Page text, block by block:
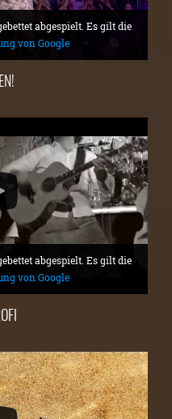
abgespielt. Es gilt die
von Google
abgespielt. Es gilt die
von Google